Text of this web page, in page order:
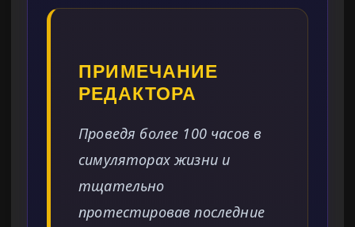
ПРИМЕЧАНИЕ
РЕДАКТОРА
Проведя более 100 часов в
симуляторах жизни и
тщательно
протестировав последние